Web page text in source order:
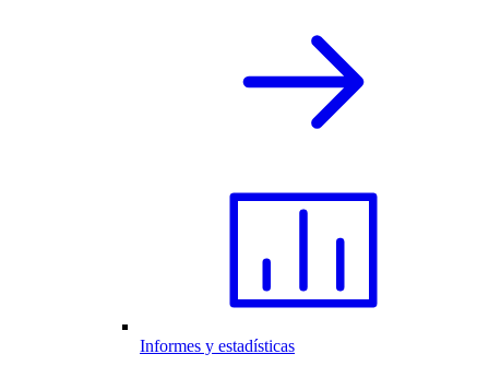
Informes y estadísticas